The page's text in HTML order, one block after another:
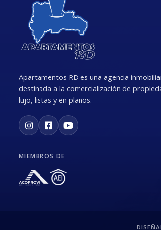
Apartamentos RD es una agencia
destinada a la comercialización de
lujo, listas y en planos.
MIEMBROS DE